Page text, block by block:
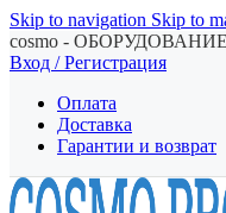
Skip to navigation Skip to
cosmo -
Вход / Регистрация
Оплата
Доставка
Гарантии и возврат